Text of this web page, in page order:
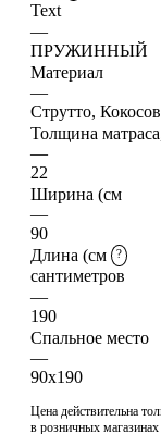
Text
—
ПРУЖИННЫЙ
Материал
—
Струтто,
Толщина
—
22
Ширина (см
—
90
Длина (см
?
сантиметров
—
190
Спальное место
—
90x190
Цена действительна
в розничных магазинах